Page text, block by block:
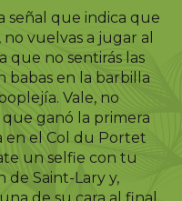
señal que indica que
vuelvas a jugar al
que no sentirás las
babas en la barbilla
Vale, no
ganó la primera
en el Col du Portet
un selfie con tu
de Saint-Lary y,